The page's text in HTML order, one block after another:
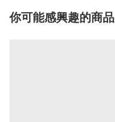
你可能感興趣的商品